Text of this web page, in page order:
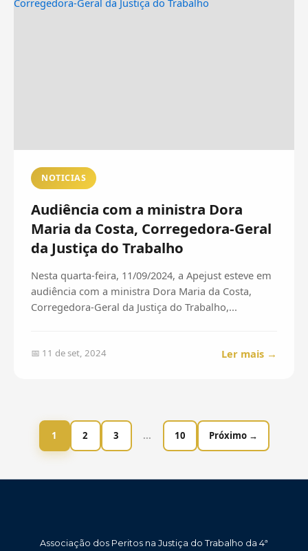
NOTICIAS
Audiência com a ministra Dora
Maria da Costa, Corregedora-Geral
da Justiça do Trabalho
Nesta quarta-feira, 11/09/2024, a Apejust esteve em
audiência com a ministra Dora Maria da Costa,
Corregedora-Geral da Justiça do Trabalho,...
📅 11 de set, 2024 Ler mais →
1 2 3 ... 10 Próximo →
Associação dos Peritos na Justiça do Trabalho da 4ª